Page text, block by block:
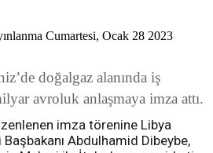
Cumartesi, Ocak 28 2023
doğalgaz alanında iş
avroluk anlaşmaya imza attı.
imza törenine Libya
Abdulhamid Dibeybe,